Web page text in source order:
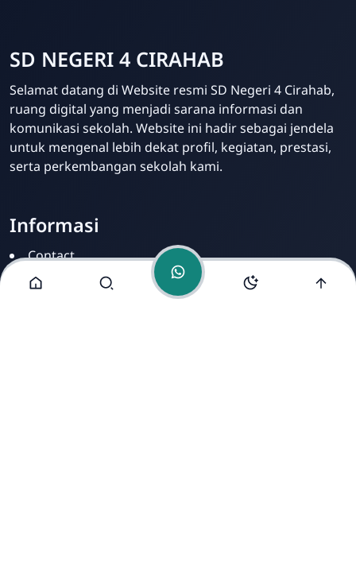
Admin
Online
SD NEGERI 4 CIRAHAB
Selamat datang di Website resmi SD Negeri 4 Cirahab,
ruang digital yang menjadi sarana informasi dan
komunikasi sekolah. Website ini hadir sebagai jendela
untuk mengenal lebih dekat profil, kegiatan, prestasi,
serta perkembangan sekolah kami.
Informasi
Contact
Disclamer